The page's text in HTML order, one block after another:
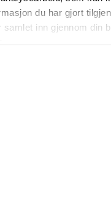
du har gjort
samlet inn gjennom din
for å
UB 60 2" M10 ELF